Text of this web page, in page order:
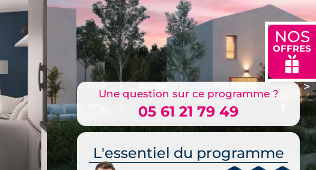
NOS
OFFRES
🎁
>
Une question sur ce programme ?
05 61 21 79 49
L'essentiel du programme